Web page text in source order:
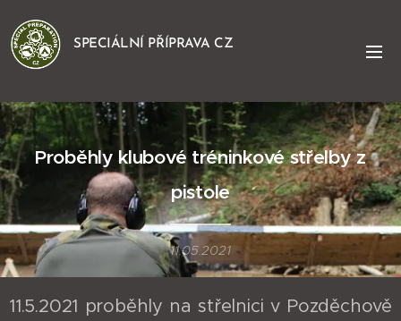
SPECIÁLNÍ PŘÍPRAVA CZ
Proběhly klubové tréninkové střelby z
pistole
11.05.2021
11.5.2021 proběhly na střelnici v Pozděchově